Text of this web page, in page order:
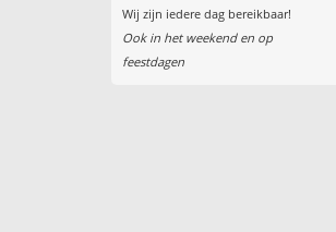
Wij zijn iedere dag bereikbaar!
Ook in het weekend en op
feestdagen